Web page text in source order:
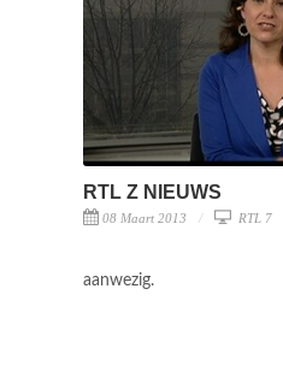
RTL Z NIEUWS
08 Maart 2013 RTL 7
aanwezig.